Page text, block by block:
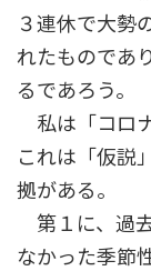
３連休で大勢
れたものであ
るであろう。
私は「コロ
これは「仮説
拠がある。
第１に、過
なかった季節